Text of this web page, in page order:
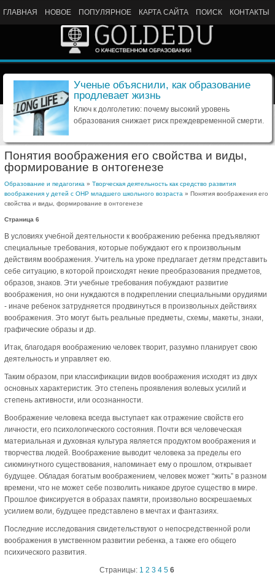
ГЛАВНАЯ НОВОЕ ПОПУЛЯРНОЕ КАРТА САЙТА ПОИСК КОНТАКТЫ
Ученые объяснили, как образование
продлевает жизнь
Ключ к долголетию: почему высокий уровень
образования снижает риск преждевременной смерти.
Понятия воображения его свойства и виды,
формирование в онтогенезе
Образование и педагогика » Творческая деятельность как средство развития
воображения у детей с ОНР младшего школьного возраста » Понятия воображения его
свойства и виды, формирование в онтогенезе
Страница 6
В условиях учебной деятельности к воображению ребенка предъявляют
специальные требования, которые побуждают его к произвольным
действиям воображения. Учитель на уроке предлагает детям представить
себе ситуацию, в которой происходят некие преобразования предметов,
образов, знаков. Эти учебные требования побуждают развитие
воображения, но они нуждаются в подкреплении специальными орудиями
- иначе ребенок затрудняется продвинуться в произвольных действиях
воображения. Это могут быть реальные предметы, схемы, макеты, знаки,
графические образы и др.
Итак, благодаря воображению человек творит, разумно планирует свою
деятельность и управляет ею.
Таким образом, при классификации видов воображения исходят из двух
основных характеристик. Это степень проявления волевых усилий и
степень активности, или осознанности.
Воображение человека всегда выступает как отражение свойств его
личности, его психологического состояния. Почти вся человеческая
материальная и духовная культура является продуктом воображения и
творчества людей. Воображение выводит человека за пределы его
сиюминутного существования, напоминает ему о прошлом, открывает
будущее. Обладая богатым воображением, человек может “жить” в разном
времени, что не может себе позволить никакое другое существо в мире.
Прошлое фиксируется в образах памяти, произвольно воскрешаемых
усилием воли, будущее представлено в мечтах и фантазиях.
Последние исследования свидетельствуют о непосредственной роли
воображения в умственном развитии ребенка, а также его общего
психического развития.
Страницы: 1 2 3 4 5 6